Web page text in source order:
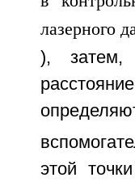
), затем,
этой